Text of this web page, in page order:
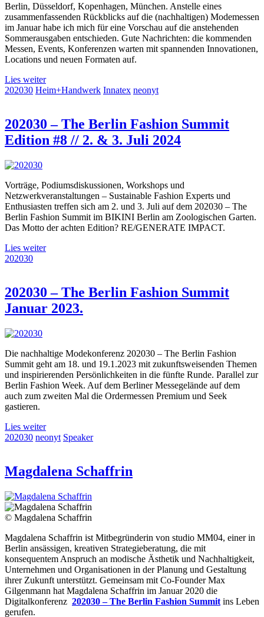
Berlin, Düsseldorf, Kopenhagen, München. Anstelle eines
zusammenfassenden Rückblicks auf die (nachhaltigen) Modemessen
im Januar habe ich mich für eine Vorschau auf die anstehenden
Sommerausgaben entschieden. Gute Nachrichten: die kommenden
Messen, Events, Konferenzen warten mit spannenden Innovationen,
Locations und neuen Formaten auf.
Lies weiter
202030 Heim+Handwerk Innatex neonyt
202030 – The Berlin Fashion Summit
Edition #8 // 2. & 3. Juli 2024
Vorträge, Podiumsdiskussionen, Workshops und
Netzwerkveranstaltungen – Sustainable Fashion Experts und
Enthusiasten treffen sich am 2. und 3. Juli auf dem 202030 – The
Berlin Fashion Summit im BIKINI Berlin am Zoologischen Garten.
Das Motto der achten Edition? RE/GENERATE IMPACT.
Lies weiter
202030
202030 – The Berlin Fashion Summit
Januar 2023.
Die nachhaltige Modekonferenz 202030 – The Berlin Fashion
Summit geht am 18. und 19.1.2023 mit zukunftsweisenden Themen
und inspirierenden Persönlichkeiten in die fünfte Runde. Parallel zur
Berlin Fashion Week. Auf dem Berliner Messegelände auf dem
auch zum zweiten Mal die Ordermessen Premium und Seek
gastieren.
Lies weiter
202030 neonyt Speaker
Magdalena Schaffrin
© Magdalena Schaffrin
Magdalena Schaffrin ist Mitbegründerin von studio MM04, einer in
Berlin ansässigen, kreativen Strategieberatung, die mit
konsequentem Anspruch an modische Ästhetik und Nachhaltigkeit,
Unternehmen und Organisationen in der Planung und Gestaltung
ihrer Zukunft unterstützt. Gemeinsam mit Co-Founder Max
Gilgenmann hat Magdalena Schaffrin im Januar 2020 die
Digitalkonferenz 202030 – The Berlin Fashion Summit ins Leben
gerufen.